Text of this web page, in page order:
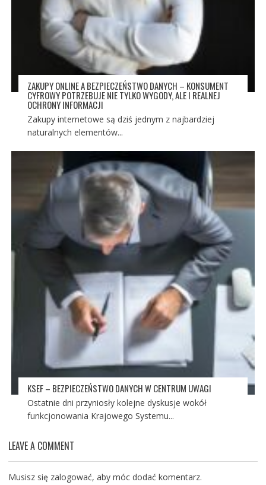
ZAKUPY ONLINE A BEZPIECZEŃSTWO DANYCH – KONSUMENT
CYFROWY POTRZEBUJE NIE TYLKO WYGODY, ALE I REALNEJ
OCHRONY INFORMACJI
Zakupy internetowe są dziś jednym z najbardziej
naturalnych elementów...
KSEF – BEZPIECZEŃSTWO DANYCH W CENTRUM UWAGI
Ostatnie dni przyniosły kolejne dyskusje wokół
funkcjonowania Krajowego Systemu...
LEAVE A COMMENT
Musisz się zalogować, aby móc dodać komentarz.